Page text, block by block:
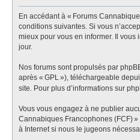
En accédant à « Forums
conditions suivantes. Si vous
mieux pour vous en informer. Il
jour.
Nos forums sont propulsés par
après « GPL »), téléchargeable
site. Pour plus d’informations sur
Vous vous engagez à ne publier
Cannabiques Francophones (FCF)
à Internet si nous le jugeons